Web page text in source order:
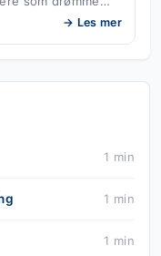
→ Les mer
1 min
1 min
1 min